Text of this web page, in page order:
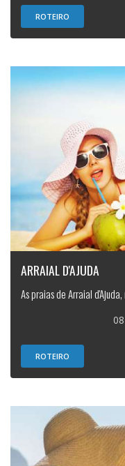
ROTEIRO
ARRAIAL D'AJUDA
As praias de Arraial
ROTEIRO